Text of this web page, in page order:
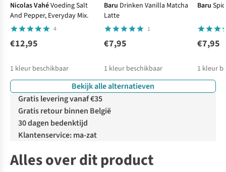
Nicolas VahéVoeding Salt
And Pepper, Everyday Mix.
4
€12,95
1 kleur beschikbaar
Baru Drinken Vanilla Matcha
Latte
1
€7,95
1 kleur beschikbaar
Baru
€7,95
1 kleur
Bekijk alle alternatieven
Gratis levering vanaf €35
Gratis retour binnen België
30 dagen bedenktijd
Klantenservice: ma-zat
Alles over dit product